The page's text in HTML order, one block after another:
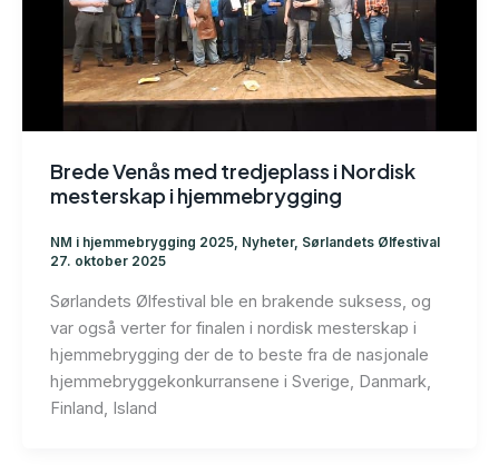
Brede Venås med tredjeplass i Nordisk
mesterskap i hjemmebrygging
NM i hjemmebrygging 2025, Nyheter, Sørlandets Ølfestival
27. oktober 2025
Sørlandets Ølfestival ble en brakende suksess, og
var også verter for finalen i nordisk mesterskap i
hjemmebrygging der de to beste fra de nasjonale
hjemmebryggekonkurransene i Sverige, Danmark,
Finland, Island